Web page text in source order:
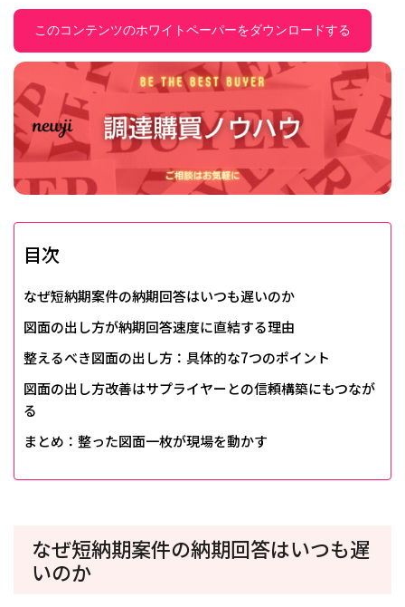
このコンテンツのホワイトペーパーをダウンロードする
目次
なぜ短納期案件の納期回答はいつも遅いのか
図面の出し方が納期回答速度に直結する理由
整えるべき図面の出し方：具体的な7つのポイント
図面の出し方改善はサプライヤーとの信頼構築にもつなが
る
まとめ：整った図面一枚が現場を動かす
なぜ短納期案件の納期回答はいつも遅
いのか